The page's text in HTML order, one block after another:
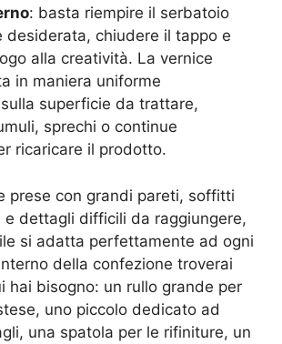
: basta riempire il serbatoio
desiderata, chiudere il tappo e
alla creatività. La vernice
in maniera uniforme
superficie da trattare,
sprechi o continue
ricaricare il prodotto.
prese con grandi pareti, soffitti
e dettagli difficili da raggiungere,
si adatta perfettamente ad ogni
della confezione troverai
hai bisogno: un rullo grande per
uno piccolo dedicato ad
una spatola per le rifiniture, un